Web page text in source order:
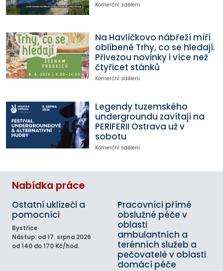
Komerční sdělení
Na Havlíčkovo nábřeží míří
oblíbené Trhy, co se hledají.
Přivezou novinky i více než
čtyřicet stánků
Komerční sdělení
Legendy tuzemského
undergroundu zavítají na
PERIFERII Ostrava už v
sobotu
Komerční sdělení
Nabídka práce
Ostatní uklízeči a
pomocníci
Bystřice
Nástup: od 17. srpna 2026
od 140 do 170 Kč/hod.
Pracovníci přímé
obslužné péče v
oblasti
ambulantních a
terénních služeb a
pečovatelé v oblasti
domácí péče